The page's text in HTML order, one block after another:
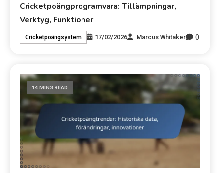
Cricketpoängprogramvara: Tillämpningar,
Verktyg, Funktioner
Cricketpoängsystem 17/02/2026 Marcus Whitaker 0
14 MINS READ